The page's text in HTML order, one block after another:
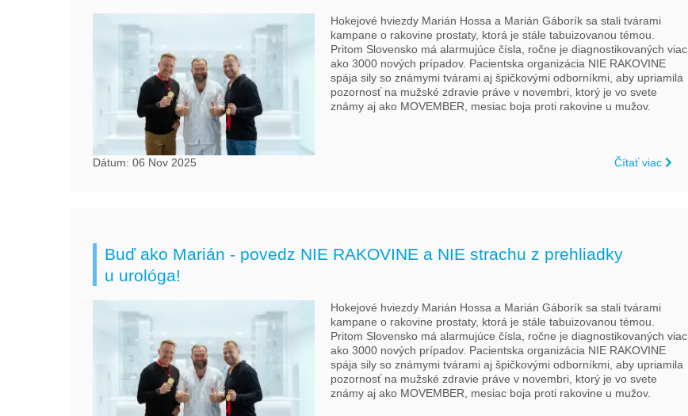
Hokejové hviezdy Marián Hossa a Marián Gáborík sa stali tvárami
kampane o rakovine prostaty, ktorá je stále tabuizovanou témou.
Pritom Slovensko má alarmujúce čísla, ročne je diagnostikovaných viac
ako 3000 nových prípadov. Pacientska organizácia NIE RAKOVINE
spája sily so známymi tvárami aj špičkovými odborníkmi, aby upriamila
pozornosť na mužské zdravie práve v novembri, ktorý je vo svete
známy aj ako MOVEMBER, mesiac boja proti rakovine u mužov.
Dátum: 06 Nov 2025 Čítať viac
Buď ako Marián - povedz NIE RAKOVINE a NIE strachu z prehliadky
u urológa!
Hokejové hviezdy Marián Hossa a Marián Gáborík sa stali tvárami
kampane o rakovine prostaty, ktorá je stále tabuizovanou témou.
Pritom Slovensko má alarmujúce čísla, ročne je diagnostikovaných viac
ako 3000 nových prípadov. Pacientska organizácia NIE RAKOVINE
spája sily so známymi tvárami aj špičkovými odborníkmi, aby upriamila
pozornosť na mužské zdravie práve v novembri, ktorý je vo svete
známy aj ako MOVEMBER, mesiac boja proti rakovine u mužov.